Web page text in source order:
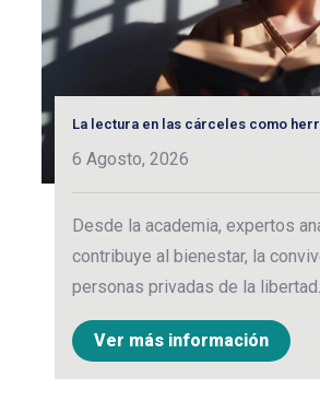
La lectura en las cárceles como
6 Agosto, 2026
Desde la academia, expertos
contribuye al bienestar, la
personas privadas de la libertad.
Ver más información